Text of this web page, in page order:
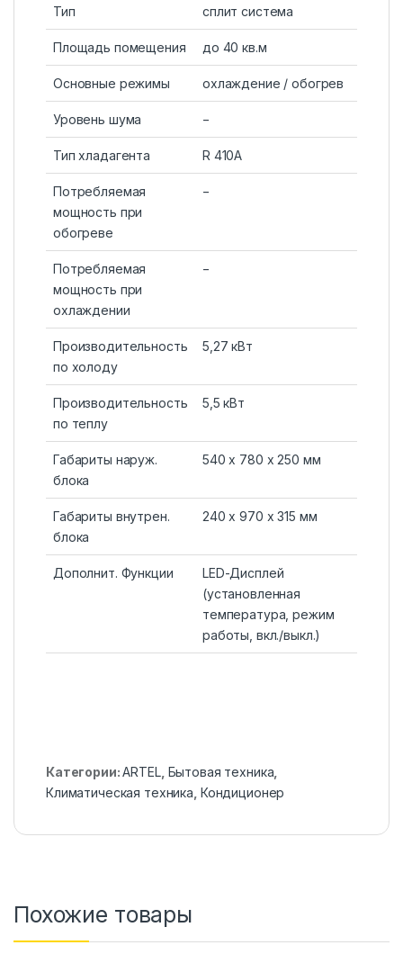
Тип сплит система
Площадь помещения до 40 кв.м
Основные режимы охлаждение / обогрев
Уровень шума −
Тип хладагента R 410A
Потребляемая
мощность при
обогреве
−
Потребляемая
мощность при
охлаждении
−
Производительность
по холоду
5,27 кВт
Производительность
по теплу
5,5 кВт
Габариты наруж.
блока
540 x 780 x 250 мм
Габариты внутрен.
блока
240 x 970 x 315 мм
Дополнит. Функции
LED-Дисплей
(установленная
температура, режим
работы, вкл./выкл.)
Категории:ARTEL, Бытовая техника
Климатическая техника Кондиционер
Похожие товары